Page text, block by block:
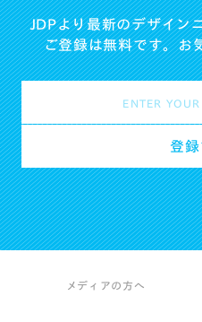
JDPより最新のデザイン
ご登録は無料です。お
メディアの方へ